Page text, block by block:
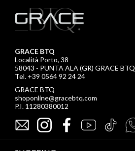
GRACE BTQ
Località Porto, 38
58043 - PUNTA ALA (GR) GRACE BTQ
Tel. +39 0564 92 24 24
GRACE BTQ
shoponline@gracebtq.com
P.I. 11280380012